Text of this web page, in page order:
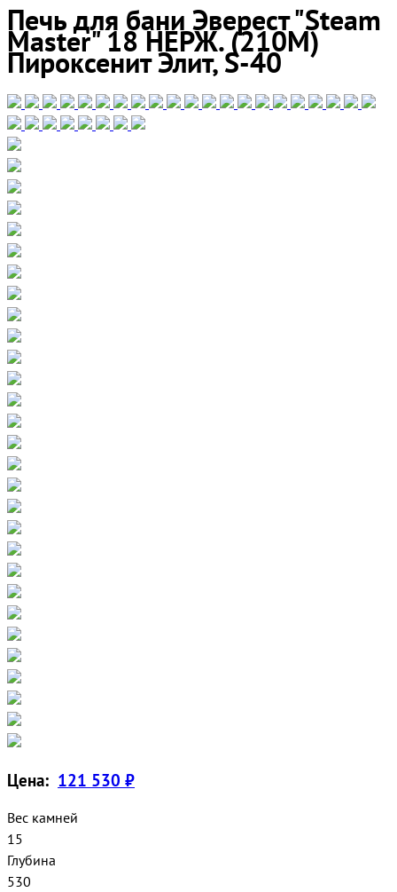
Печь для бани Эверест "Steam
Master" 18 НЕРЖ. (210М)
Пироксенит Элит, S-40
Цена: 121 530 ₽
Вес камней
15
Глубина
530